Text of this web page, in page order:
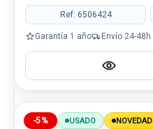
Ref: 6506424
Garantía 1 año Envío 24-48h
-5% USADO NOVEDAD